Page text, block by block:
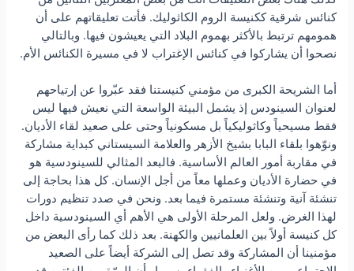
كنائس شرقية ككنيسة الروم الكاثوليك. فأتت تعليقاتهم على أن
همومهم ترتبط بالأكثر بهموم البلاد التي يعيشون فيها. وبالتالي
نصحوا أن يشاركوا في كنائس الإغتراب لا في مسيرة الكنائس الأم.
أما الشريحة الكبرى من مؤمني كنيستنا فقد عبّروا عن إرتياحهم
لعنوان السينودس إذ يشمل البيئة الواسعة التي نعيش فيها ليس
فقط مسيحياً وكاثوليكياً بل مسكونياً وحتى على صعيد لقاء الأديان.
ونوّهوا بلقاء البابا بشيخ الأزهر والعلامة السيستاني كبداية مشاركة
في مقاربة أمور العالم الأساسية. فالبعد المثالي للسينودسية هو
في حضارة الأديان وعملها معاً من أجل الإنسان. كل هذا بحاجة إلى
تنشئة آنية وتنشئة مستمرة فيما بعد. ونحن في صدد تنظيم دورات
لهذا الغرض. ولعل المرحلة الأولى هي الأهم أي السينودسية داخل
كل كنيسة أولاً بين العلمانيين والكهنة. بعد ذلك كما رأى البعض من
مؤمنينا أن المشاركة وقد تصل إلى الشركة أيضاً على الصعيد